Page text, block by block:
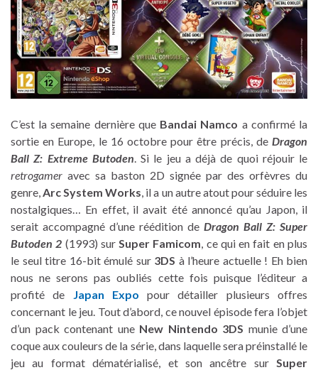
C’est la semaine dernière que Bandai Namco a confirmé la
sortie en Europe, le 16 octobre pour être précis, de Dragon
Ball Z: Extreme Butoden. Si le jeu a déjà de quoi réjouir le
retrogamer avec sa baston 2D signée par des orfèvres du
genre,Arc System Works, il a un autre atout pour séduire les
nostalgiques… En effet, il avait été annoncé qu’au Japon, il
serait accompagné d’une réédition de Dragon Ball Z: Super
Butoden 2 (1993) surSuper Famicom, ce qui en fait en plus
le seul titre 16-bit émulé sur 3DS à l’heure actuelle ! Eh bien
nous ne serons pas oubliés cette fois puisque l’éditeur a
profité de Japan Expo pour détailler plusieurs offres
concernant le jeu. Tout d’abord, ce nouvel épisode fera l’objet
d’un pack contenant une New Nintendo 3DS munie d’une
coque aux couleurs de la série, dans laquelle sera préinstallé le
jeu au format dématérialisé, et son ancêtre surSuper